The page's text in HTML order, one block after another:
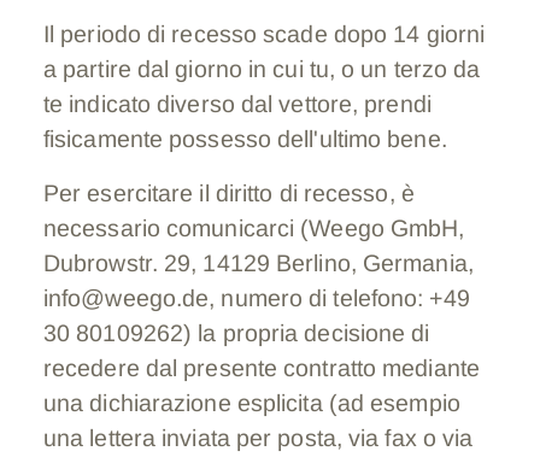
Il periodo di recesso scade dopo 14 giorni
a partire dal giorno in cui tu, o un terzo da
te indicato diverso dal vettore, prendi
fisicamente possesso dell'ultimo bene.
Per esercitare il diritto di recesso, è
necessario comunicarci (Weego GmbH,
Dubrowstr. 29, 14129 Berlino, Germania,
info@weego.de, numero di telefono: +49
30 80109262) la propria decisione di
recedere dal presente contratto mediante
una dichiarazione esplicita (ad esempio
una lettera inviata per posta, via fax o via